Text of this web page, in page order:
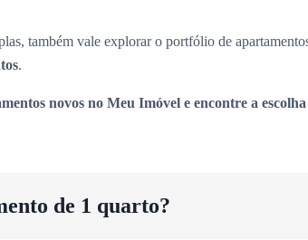
também vale explorar o portfólio de
.
novos no Meu Imóvel e encontre a
de 1 quarto?